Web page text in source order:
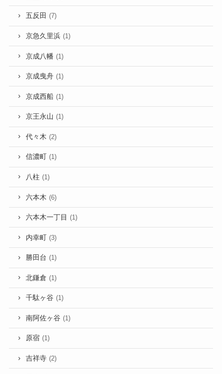
五反田 (7)
京急久里浜 (1)
京成八幡 (1)
京成曳舟 (1)
京成西船 (1)
京王永山 (1)
代々木 (2)
信濃町 (1)
八柱 (1)
六本木 (6)
六本木一丁目 (1)
内幸町 (3)
勝田台 (1)
北鎌倉 (1)
千駄ヶ谷 (1)
南阿佐ヶ谷 (1)
原宿 (1)
吉祥寺 (2)